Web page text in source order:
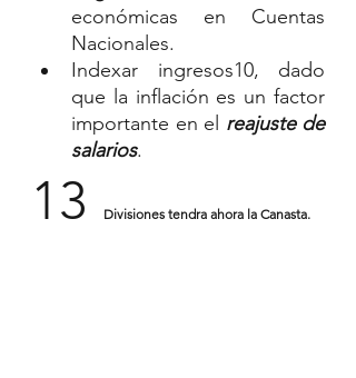
económicas en Cuentas
Nacionales.
Indexar ingresos10, dado
que la inflación es un factor
importante en el reajuste de
salarios.
13 Divisiones tendra ahora la Canasta.